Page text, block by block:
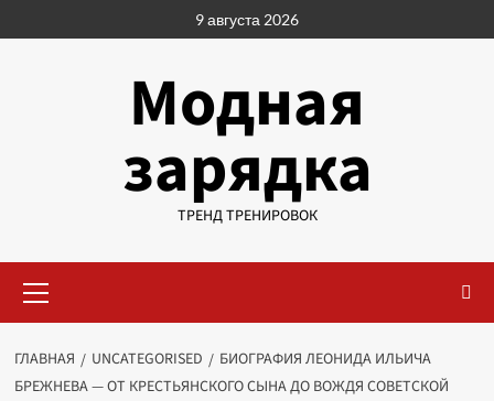
к
9 августа 2026
Модная
зарядка
ТРЕНД ТРЕНИРОВОК
меню
ГЛАВНАЯ UNCATEGORISED
БИОГРАФИЯ ЛЕОНИДА ИЛЬИЧА
БРЕЖНЕВА — ОТ КРЕСТЬЯНСКОГО СЫНА ДО ВОЖДЯ СОВЕТСКОЙ